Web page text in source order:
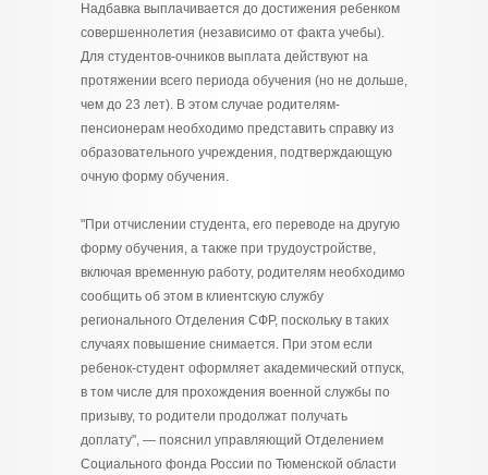
Надбавка выплачивается до достижения ребенком
совершеннолетия (независимо от факта учебы).
Для студентов-очников выплата действуют на
протяжении всего периода обучения (но не дольше,
чем до 23 лет). В этом случае родителям-
пенсионерам необходимо представить справку из
образовательного учреждения, подтверждающую
очную форму обучения.
"При отчислении студента, его переводе на другую
форму обучения, а также при трудоустройстве,
включая временную работу, родителям необходимо
сообщить об этом в клиентскую службу
регионального Отделения СФР, поскольку в таких
случаях повышение снимается. При этом если
ребенок-студент оформляет академический отпуск,
в том числе для прохождения военной службы по
призыву, то родители продолжат получать
доплату", — пояснил управляющий Отделением
Социального фонда России по Тюменской области